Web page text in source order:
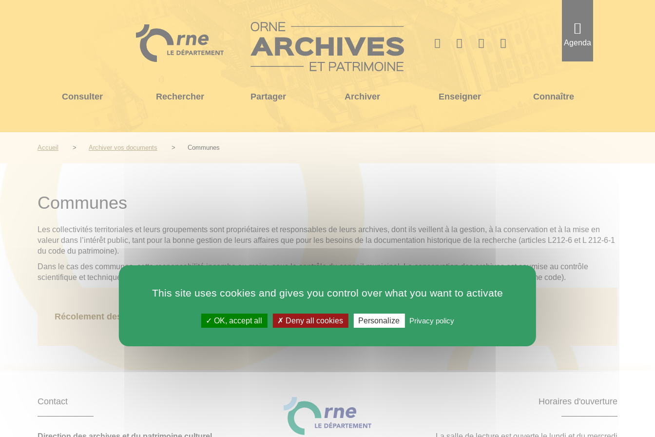
Agenda
Consulter Rechercher Partager Archiver Enseigner Connaître
Accueil Archiver vos documents Communes
Communes
Les collectivités territoriales et leurs groupements sont propriétaires et responsables de leurs archives, dont ils veillent à la gestion, à la conservation et à la mise en
valeur dans l’intérêt public, tant pour la bonne gestion de leurs affaires que pour les besoins de la documentation historique de la recherche (articles L212-6 et L 212-6-1
du code du patrimoine).
Dans le cas des communes, cette responsabilité incombe au maire, sous le contrôle du conseil municipal. La conservation des archives est soumise au contrôle
scientifique et technique de l’Etat, exercé par le directeur du service départemental d’archives territorialement compétent (article R212-50 du même code).
Récolement des archives après élection
Contact Horaires d'ouverture
This site uses cookies and gives you control over what you want to activate
OK, accept all Deny all cookies Personalize Privacy policy